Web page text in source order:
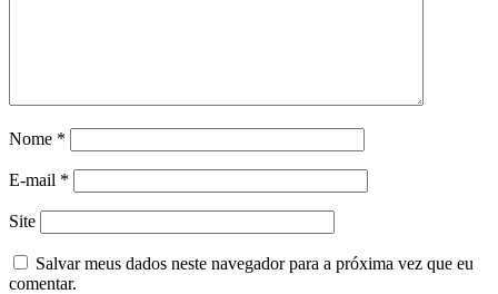
Nome *
E-mail *
Site
Salvar meus dados neste navegador para a próxima vez que eu
comentar.